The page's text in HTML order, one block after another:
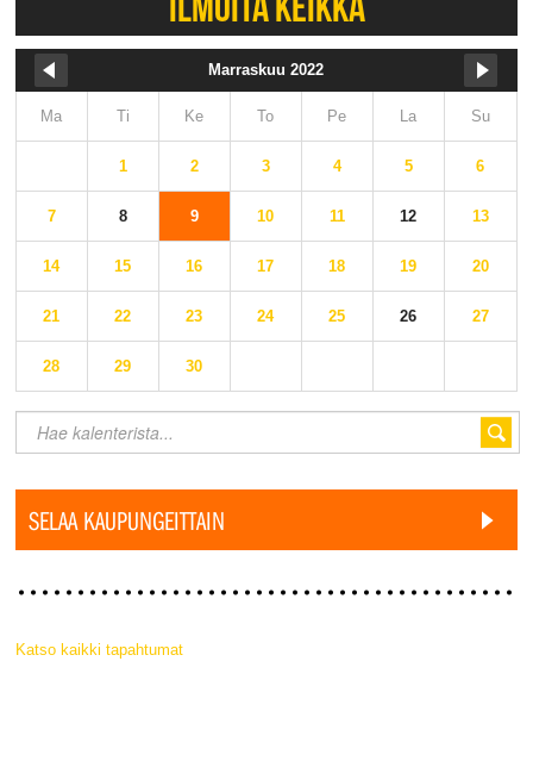
Marraskuu 2022
Ma Ti Ke To Pe La Su
1 2 3 4 5 6
7 8 9 10 11 12 13
14 15 16 17 18 19 20
21 22 23 24 25 26 27
28 29 30
SELAA KAUPUNGEITTAIN
Katso kaikki tapahtumat